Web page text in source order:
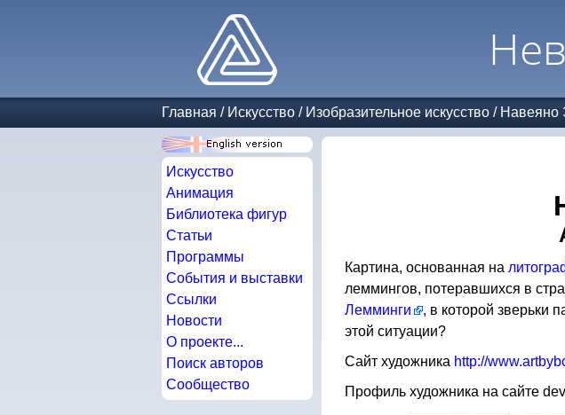
Главная / Искусство / Изобразительное искусство /
Искусство
Анимация
Библиотека фигур
Статьи
Программы
События и выставки
Ссылки
Новости
О проекте...
Поиск авторов
Сообщество
Картина, основанная на
леммингов, потеравшихся в
Лемминги
, в которой зверьки
этой ситуации?
Сайт художника http://
Профиль художника на сайте